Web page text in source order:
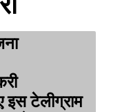
टेलीग्राम